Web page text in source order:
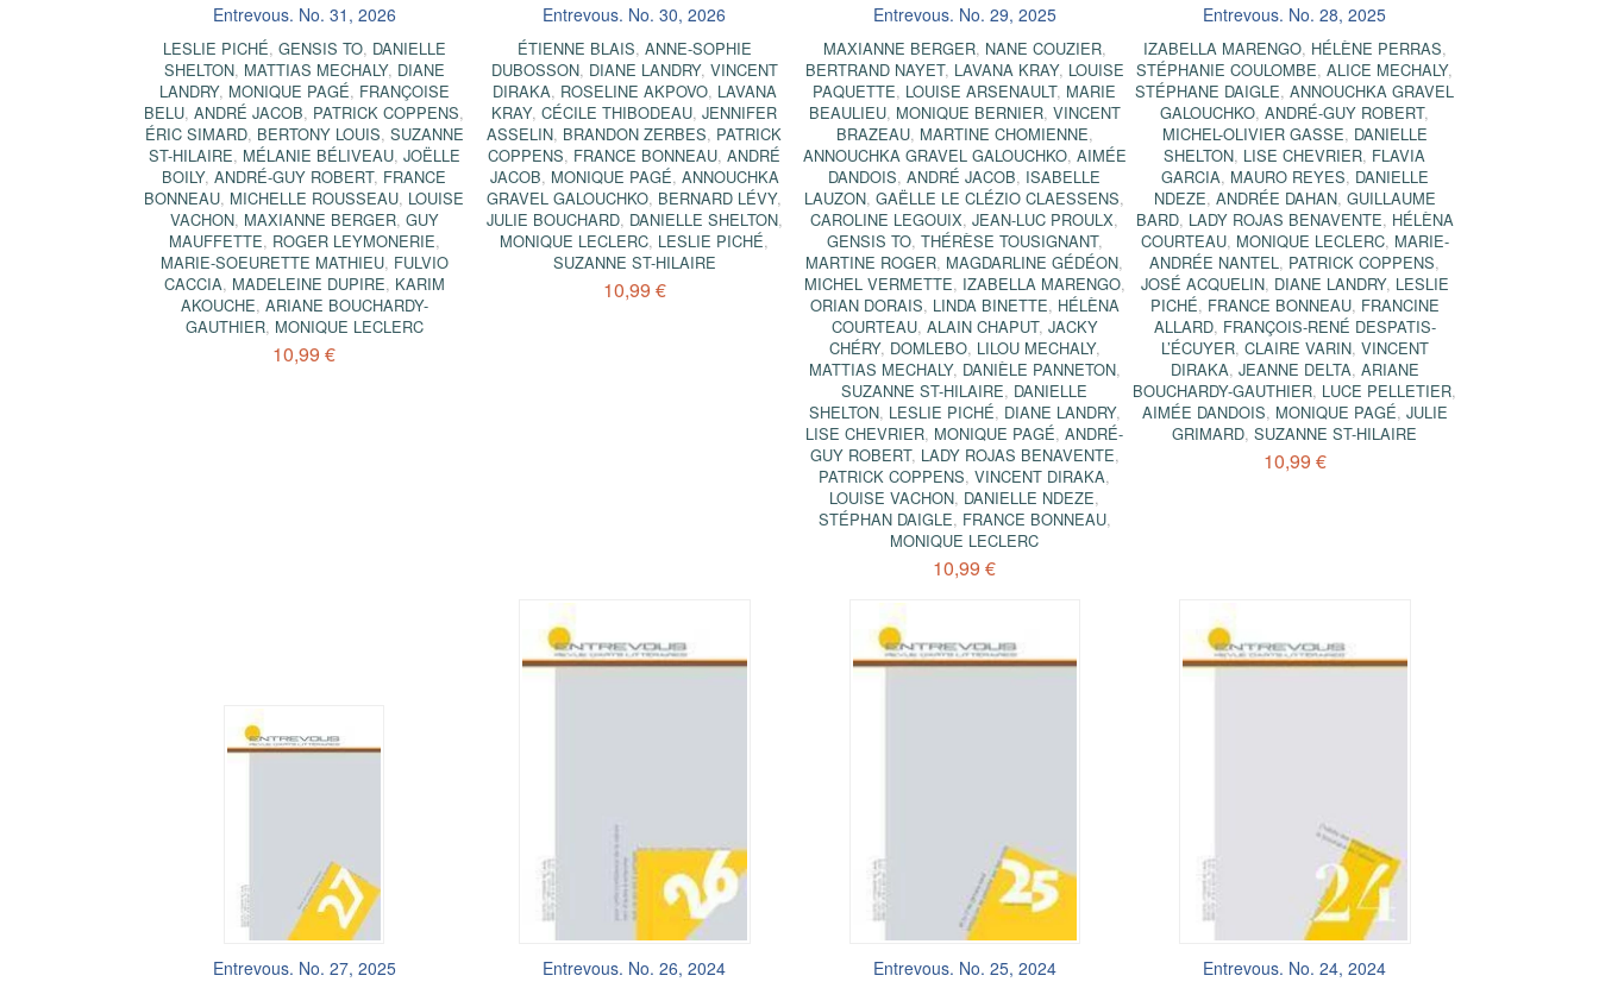
Entrevous. No. 31, 2026
LESLIE PICHÉ, GENSIS TO, DANIELLE
SHELTON, MATTIAS MECHALY, DIANE
LANDRY, MONIQUE PAGÉ, FRANÇOISE
BELU,ANDRÉ JACOB, PATRICK COPPENS,
ÉRIC SIMARD, BERTONY LOUIS, SUZANNE
ST-HILAIRE, MÉLANIE BÉLIVEAU, JOËLLE
BOILY,ANDRÉ-GUY ROBERT, FRANCE
BONNEAU, MICHELLE ROUSSEAU, LOUISE
VACHON, MAXIANNE BERGER, GUY
MAUFFETTE, ROGER LEYMONERIE,
MARIE-SOEURETTE MATHIEU, FULVIO
CACCIA, MADELEINE DUPIRE, KARIM
AKOUCHE, ARIANE BOUCHARDY-
GAUTHIER, MONIQUE LECLERC
10,99 €
Entrevous. No. 30, 2026
ÉTIENNE BLAIS, ANNE-SOPHIE
DUBOSSON, DIANE LANDRY, VINCENT
DIRAKA, ROSELINE AKPOVO, LAVANA
KRAY,CÉCILE THIBODEAU,JENNIFER
ASSELIN, BRANDON ZERBES, PATRICK
COPPENS, FRANCE BONNEAU,ANDRÉ
JACOB, MONIQUE PAGÉ, ANNOUCHKA
GRAVEL GALOUCHKO, BERNARD LÉVY,
JULIE BOUCHARD, DANIELLE SHELTON,
MONIQUE LECLERC, LESLIE PICHÉ,
SUZANNE ST-HILAIRE
10,99 €
Entrevous. No. 29, 2025
MAXIANNE BERGER, NANE COUZIER,
BERTRAND NAYET, LAVANA KRAY, LOUISE
PAQUETTE, LOUISE ARSENAULT, MARIE
BEAULIEU, MONIQUE BERNIER, VINCENT
BRAZEAU, MARTINE CHOMIENNE,
ANNOUCHKA GRAVEL GALOUCHKO, AIMÉE
DANDOIS,ANDRÉ JACOB, ISABELLE
LAUZON,GAËLLE LE CLÉZIO CLAESSENS,
CAROLINE LEGOUIX,JEAN-LUC PROULX,
GENSIS TO, THÉRÈSE TOUSIGNANT,
MARTINE ROGER, MAGDARLINE GÉDÉON,
MICHEL VERMETTE, IZABELLA MARENGO,
ORIAN DORAIS, LINDA BINETTE, HÉLÈNA
COURTEAU, ALAIN CHAPUT, JACKY
CHÉRY, DOMLEBO, LILOU MECHALY,
MATTIAS MECHALY, DANIÈLE PANNETON,
SUZANNE ST-HILAIRE, DANIELLE
SHELTON, LESLIE PICHÉ, DIANE LANDRY,
LISE CHEVRIER, MONIQUE PAGÉ,ANDRÉ-
GUY ROBERT, LADY ROJAS BENAVENTE,
PATRICK COPPENS,VINCENT DIRAKA,
LOUISE VACHON, DANIELLE NDEZE,
STÉPHAN DAIGLE, FRANCE BONNEAU,
MONIQUE LECLERC
10,99 €
Entrevous. No. 28, 2025
IZABELLA MARENGO, HÉLÈNE PERRAS,
STÉPHANIE COULOMBE,ALICE MECHALY,
STÉPHANE DAIGLE,ANNOUCHKA GRAVEL
GALOUCHKO,ANDRÉ-GUY ROBERT,
MICHEL-OLIVIER GASSE, DANIELLE
SHELTON, LISE CHEVRIER, FLAVIA
GARCIA, MAURO REYES, DANIELLE
NDEZE, ANDRÉE DAHAN, GUILLAUME
BARD, LADY ROJAS BENAVENTE, HÉLÈNA
COURTEAU, MONIQUE LECLERC, MARIE-
ANDRÉE NANTEL , PATRICK COPPENS,
JOSÉ ACQUELIN, DIANE LANDRY, LESLIE
PICHÉ, FRANCE BONNEAU, FRANCINE
ALLARD, FRANÇOIS-RENÉ DESPATIS-
L’ÉCUYER, CLAIRE VARIN, VINCENT
DIRAKA, JEANNE DELTA, ARIANE
BOUCHARDY-GAUTHIER, LUCE PELLETIER,
AIMÉE DANDOIS, MONIQUE PAGÉ, JULIE
GRIMARD,SUZANNE ST-HILAIRE
10,99 €
Entrevous. No. 27, 2025 Entrevous. No. 26, 2024 Entrevous. No. 25, 2024 Entrevous. No. 24, 2024